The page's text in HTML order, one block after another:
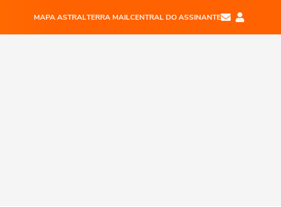
MAPA ASTRALTERRA MAILCENTRAL DO ASSINANTE